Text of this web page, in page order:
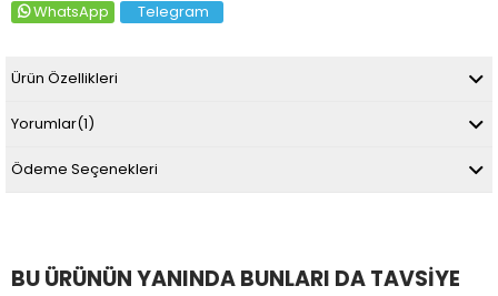
WhatsApp Telegram
Ürün Özellikleri
Yorumlar(1)
Ödeme Seçenekleri
BU ÜRÜNÜN YANINDA BUNLARI DA TAVSIYE